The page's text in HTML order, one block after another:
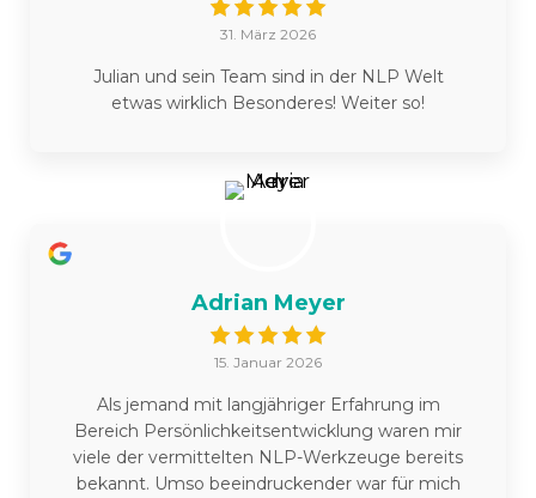
31. März 2026
Julian und sein Team sind in der NLP Welt
etwas wirklich Besonderes! Weiter so!
Adrian Meyer
15. Januar 2026
Als jemand mit langjähriger Erfahrung im
Bereich Persönlichkeitsentwicklung waren mir
viele der vermittelten NLP-Werkzeuge bereits
bekannt. Umso beeindruckender war für mich